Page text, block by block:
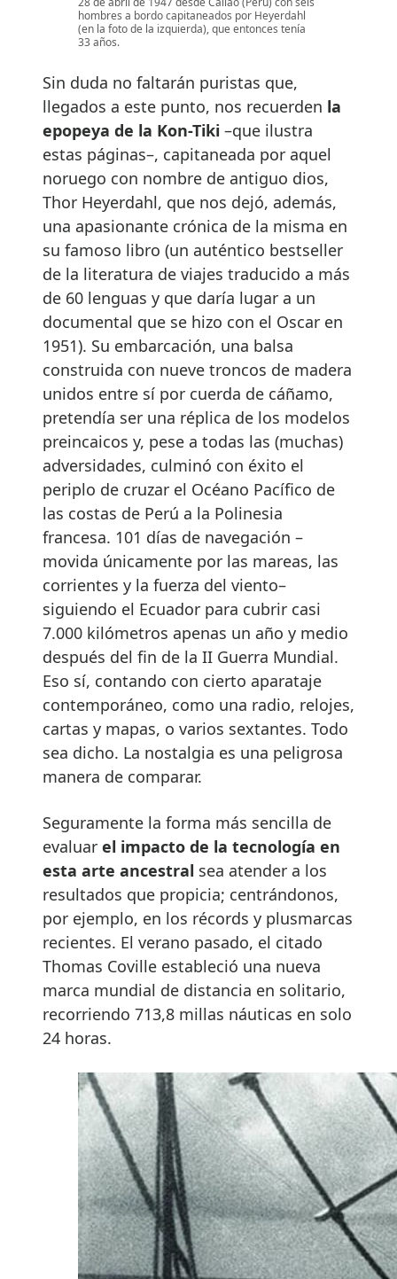
hombres a bordo capitaneados por Heyerdahl
(en la foto de la izquierda), que entonces tenía
33 años.
Sin duda no faltarán puristas que,
llegados a este punto, nos recuerden la
epopeya de la Kon-Tiki –que ilustra
estas páginas–, capitaneada por aquel
noruego con nombre de antiguo dios,
Thor Heyerdahl, que nos dejó, además,
una apasionante crónica de la misma en
su famoso libro (un auténtico bestseller
de la literatura de viajes traducido a más
de 60 lenguas y que daría lugar a un
documental que se hizo con el Oscar en
1951). Su embarcación, una balsa
construida con nueve troncos de madera
unidos entre sí por cuerda de cáñamo,
pretendía ser una réplica de los modelos
preincaicos y, pese a todas las (muchas)
adversidades, culminó con éxito el
periplo de cruzar el Océano Pacífico de
las costas de Perú a la Polinesia
francesa. 101 días de navegación –
movida únicamente por las mareas, las
corrientes y la fuerza del viento–
siguiendo el Ecuador para cubrir casi
7.000 kilómetros apenas un año y medio
después del fin de la II Guerra Mundial.
Eso sí, contando con cierto aparataje
contemporáneo, como una radio, relojes,
cartas y mapas, o varios sextantes. Todo
sea dicho. La nostalgia es una peligrosa
manera de comparar.
Seguramente la forma más sencilla de
evaluar el impacto de la tecnología en
esta arte ancestral sea atender a los
resultados que propicia; centrándonos,
por ejemplo, en los récords y plusmarcas
recientes. El verano pasado, el citado
Thomas Coville estableció una nueva
marca mundial de distancia en solitario,
recorriendo 713,8 millas náuticas en solo
24 horas.